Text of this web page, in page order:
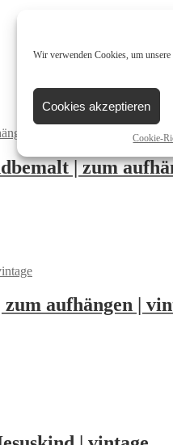
Wir verwenden Cookies, um
Cookies akzeptieren
Cookie-
| zum
aufhängen |